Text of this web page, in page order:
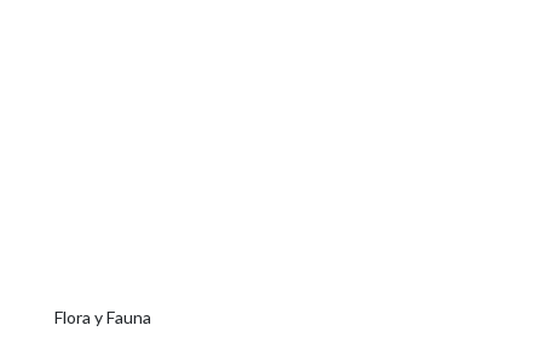
Flora y Fauna